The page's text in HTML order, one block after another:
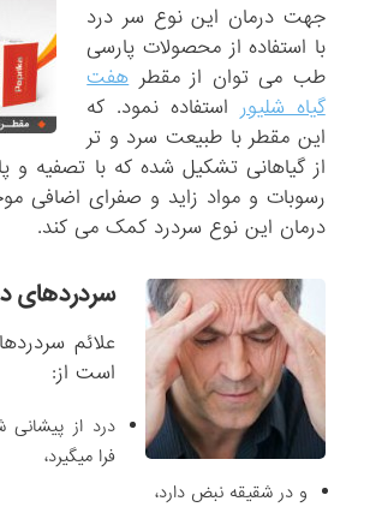
جهت درمان این نوع سر درد
با استفاده از محصولات پارسی
طب می توان از مقطرهفت
گیاه شلیور استفاده نمود. که
این مقطر با طبیعت سرد و تر
از گیاهانی تشکیل شده که با تصفیه و
رسوبات و مواد زاید و صفرای اضافی
درمان این نوع سردرد کمک می کند.
سردردهای
علائم
است از:
درد از
فرا میگیرد،
و در شقیقه نبض دارد،